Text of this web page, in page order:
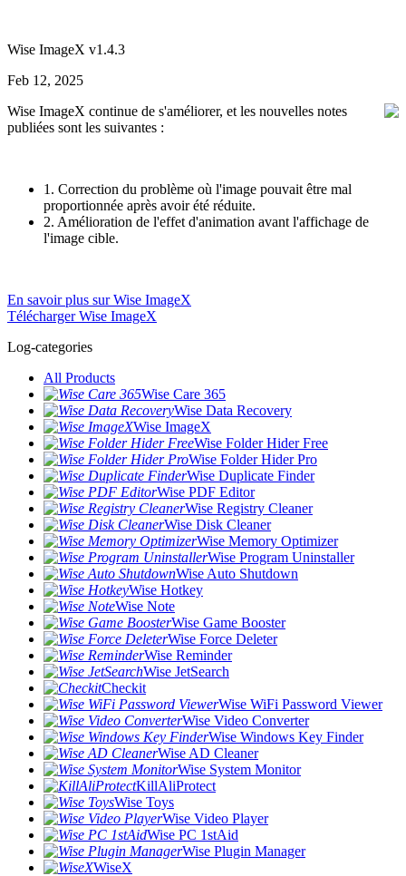
Wise ImageX v1.4.3
Feb 12, 2025
Wise ImageX continue de s'améliorer, et les nouvelles notes
publiées sont les suivantes :
1. Correction du problème où l'image pouvait être mal
proportionnée après avoir été réduite.
2. Amélioration de l'effet d'animation avant l'affichage de
l'image cible.
En savoir plus sur Wise ImageX
Télécharger Wise ImageX
Log-categories
All Products
Wise Care 365
Wise Data Recovery
Wise ImageX
Wise Folder Hider Free
Wise Folder Hider Pro
Wise Duplicate Finder
Wise PDF Editor
Wise Registry Cleaner
Wise Disk Cleaner
Wise Memory Optimizer
Wise Program Uninstaller
Wise Auto Shutdown
Wise Hotkey
Wise Note
Wise Game Booster
Wise Force Deleter
Wise Reminder
Wise JetSearch
Checkit
Wise WiFi Password Viewer
Wise Video Converter
Wise Windows Key Finder
Wise AD Cleaner
Wise System Monitor
KillAliProtect
Wise Toys
Wise Video Player
Wise PC 1stAid
Wise Plugin Manager
WiseX